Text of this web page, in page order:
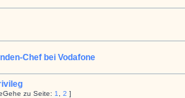
Chef bei Vodafone
Gehe zu Seite: 1 2 ]